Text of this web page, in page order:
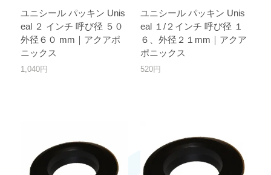
ユニシール パッキン Unis
eal ２ インチ 呼び径 ５０
外径６０ mm｜アクアポ
ニックス
1,040円
ユニシール パッキン Unis
eal １/２インチ 呼び径 １
６、外径２１mm｜アクア
ポニックス
520円